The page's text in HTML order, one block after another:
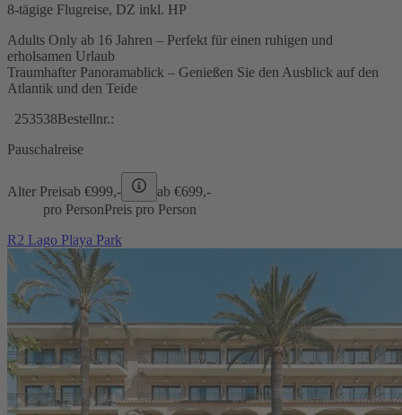
8-tägige Flugreise, DZ inkl. HP
Adults Only ab 16 Jahren – Perfekt für einen ruhigen und
erholsamen Urlaub
Traumhafter Panoramablick – Genießen Sie den Ausblick auf den
Atlantik und den Teide
253538Bestellnr.:
Pauschalreise
Alter Preisab €999,- ab €699,-
pro PersonPreis pro Person
R2 Lago Playa Park